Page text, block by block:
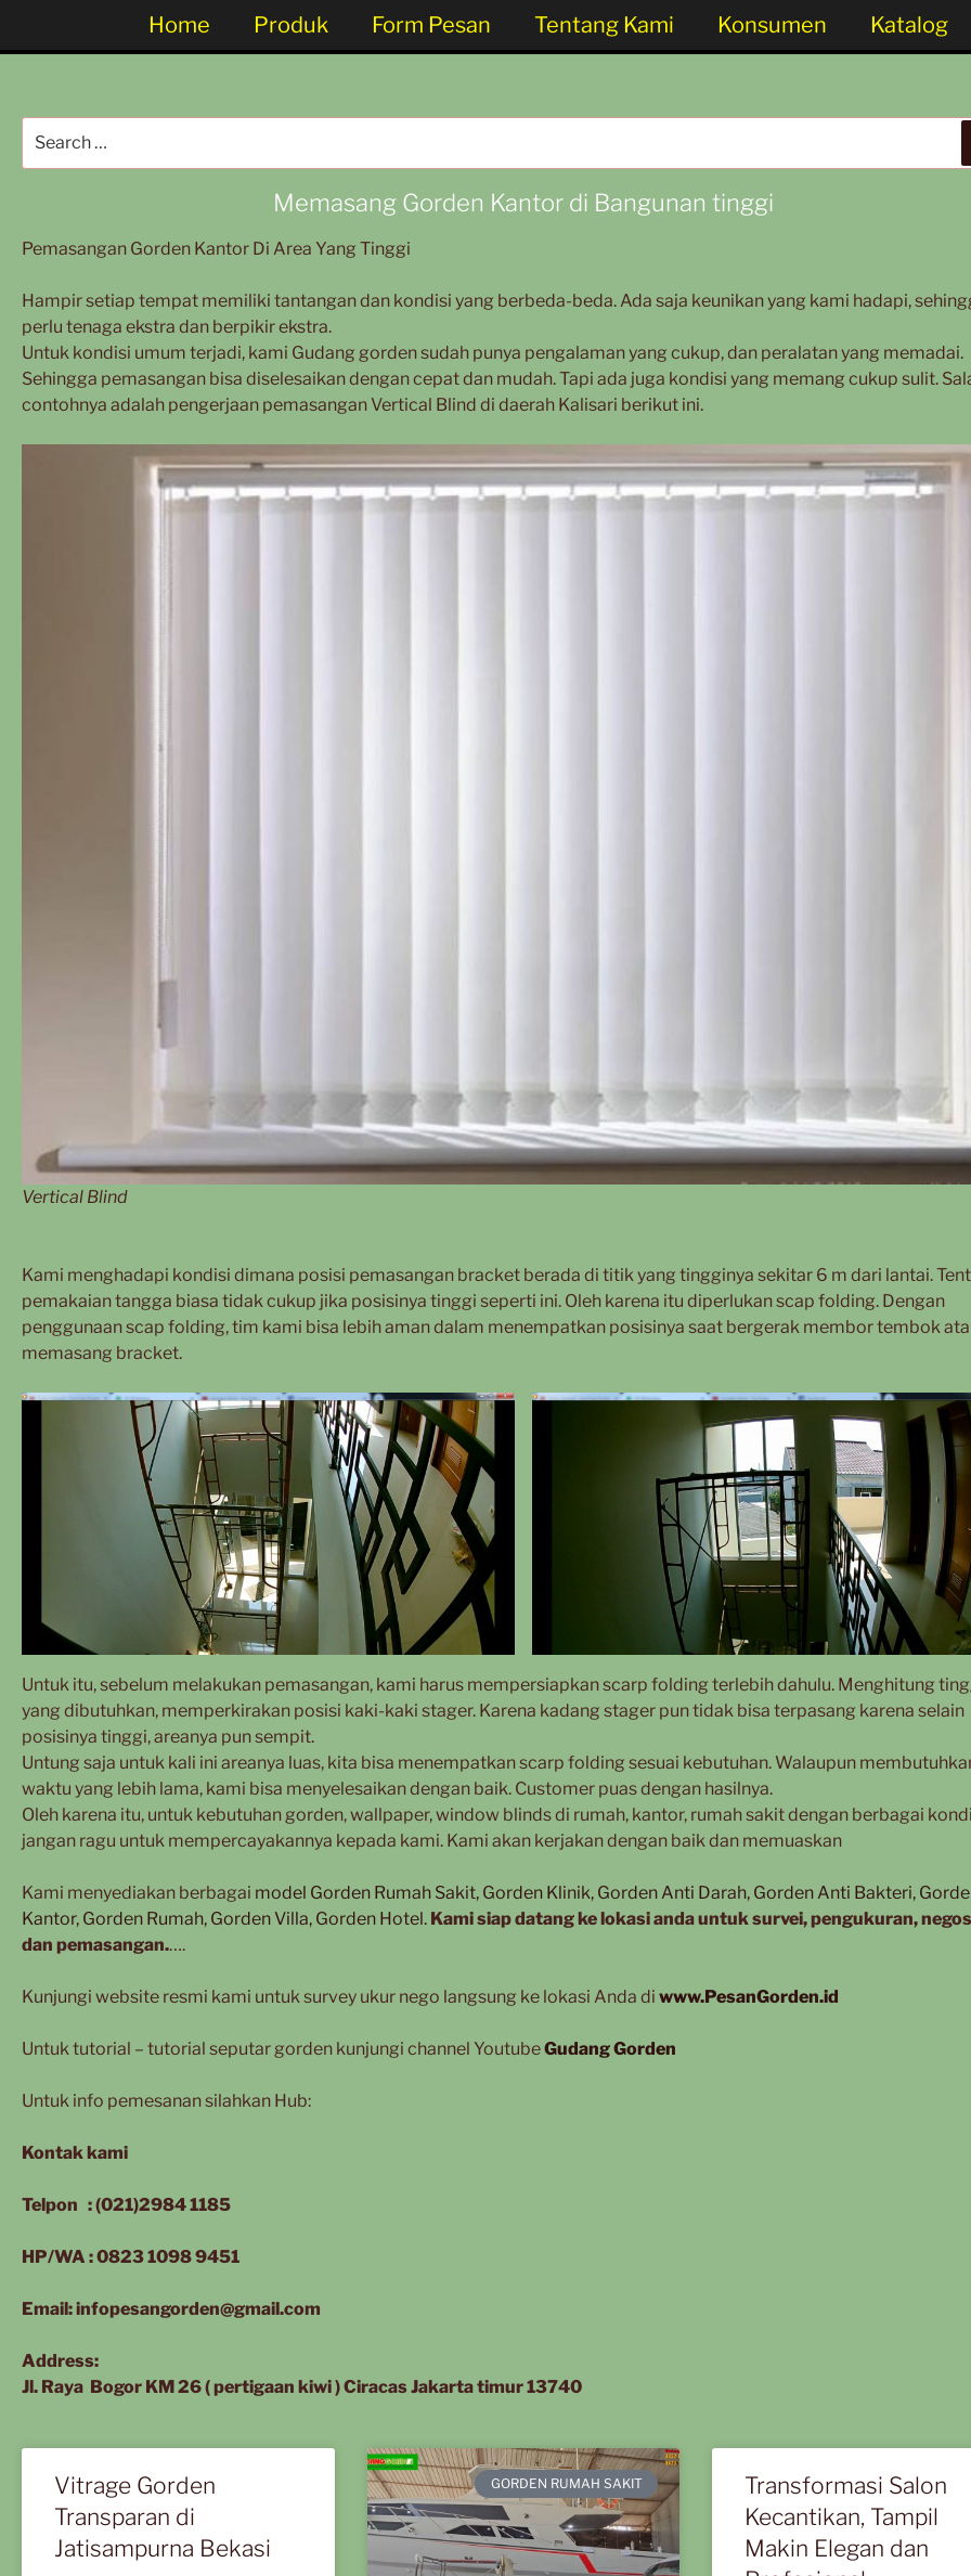
Home Produk Form Pesan Tentang Kami Konsumen Katalog
Memasang Gorden Kantor di Bangunan tinggi
Pemasangan Gorden Kantor Di Area Yang Tinggi
Hampir setiap tempat memiliki tantangan dan kondisi yang berbeda-beda. Ada saja keunikan yang kami hadapi,
perlu tenaga ekstra dan berpikir ekstra.
Untuk kondisi umum terjadi, kami Gudang gorden sudah punya pengalaman yang cukup, dan peralatan yang memadai.
Sehingga pemasangan bisa diselesaikan dengan cepat dan mudah. Tapi ada juga kondisi yang memang cukup sulit.
contohnya adalah pengerjaan pemasangan Vertical Blind di daerah Kalisari berikut ini.
Vertical Blind
Kami menghadapi kondisi dimana posisi pemasangan bracket berada di titik yang tingginya sekitar 6 m dari lantai.
pemakaian tangga biasa tidak cukup jika posisinya tinggi seperti ini. Oleh karena itu diperlukan scap folding. Dengan
penggunaan scap folding, tim kami bisa lebih aman dalam menempatkan posisinya saat bergerak membor tembok
memasang bracket.
Untuk itu, sebelum melakukan pemasangan, kami harus mempersiapkan scarp folding terlebih dahulu. Menghitung
yang dibutuhkan, memperkirakan posisi kaki-kaki stager. Karena kadang stager pun tidak bisa terpasang karena selain
posisinya tinggi, areanya pun sempit.
Untung saja untuk kali ini areanya luas, kita bisa menempatkan scarp folding sesuai kebutuhan. Walaupun
waktu yang lebih lama, kami bisa menyelesaikan dengan baik. Customer puas dengan hasilnya.
Oleh karena itu, untuk kebutuhan gorden, wallpaper, window blinds di rumah, kantor, rumah sakit dengan berbagai
jangan ragu untuk mempercayakannya kepada kami. Kami akan kerjakan dengan baik dan memuaskan
Kami menyediakan berbagai model Gorden Rumah Sakit, Gorden Klinik, Gorden Anti Darah, Gorden Anti Bakteri,
Kantor, Gorden Rumah, Gorden Villa, Gorden Hotel. Kami siap datang ke lokasi anda untuk survei, pengukuran,
dan pemasangan.….
Kunjungi website resmi kami untuk survey ukur nego langsung ke lokasi Anda di www.PesanGorden.id
Untuk tutorial – tutorial seputar gorden kunjungi channel YoutubeGudang Gorden
Untuk info pemesanan silahkan Hub:
Kontak kami
Telpon : (021)2984 1185
HP/WA : 0823 1098 9451
Email: infopesangorden@gmail.com
Address:
Jl. Raya Bogor KM 26 ( pertigaan kiwi ) Ciracas Jakarta timur 13740
Vitrage Gorden
Transparan di
Jatisampurna Bekasi
GORDEN RUMAH SAKIT
Transformasi Salon
Kecantikan, Tampil
Makin Elegan dan